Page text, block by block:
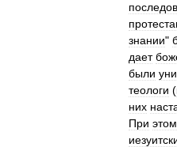
знании"
дает
были
теологи (
них
При этом